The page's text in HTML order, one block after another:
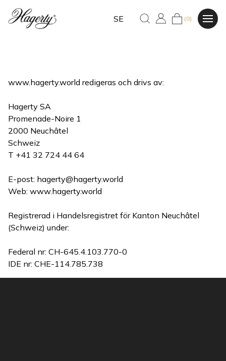
SE (0)
www.hagerty.world redigeras och drivs av:
Hagerty SA
Promenade-Noire 1
2000 Neuchâtel
Schweiz
T +41 32 724 44 64
E-post: hagerty@hagerty.world
Web: www.hagerty.world
Registrerad i Handelsregistret för Kanton Neuchâtel
(Schweiz) under:
Federal nr: CH-645.4.103.770-0
IDE nr: CHE-114.785.738